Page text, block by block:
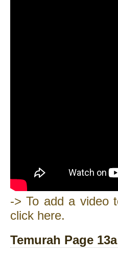
-> To add a video
click here.
Temurah Page 13a